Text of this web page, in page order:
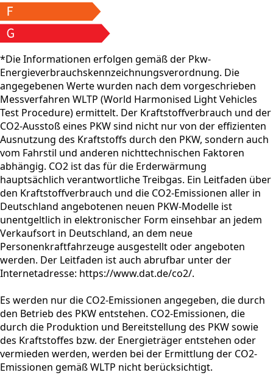
*Die Informationen erfolgen gemäß der Pkw-
Energieverbrauchskennzeichnungsverordnung. Die
angegebenen Werte wurden nach dem vorgeschrieben
Messverfahren WLTP (World Harmonised Light Vehicles
Test Procedure) ermittelt. Der Kraftstoffverbrauch und der
CO2-Ausstoß eines PKW sind nicht nur von der effizienten
Ausnutzung des Kraftstoffs durch den PKW, sondern auch
vom Fahrstil und anderen nichttechnischen Faktoren
abhängig. CO2 ist das für die Erderwärmung
hauptsächlich verantwortliche Treibgas. Ein Leitfaden über
den Kraftstoffverbrauch und die CO2-Emissionen aller in
Deutschland angebotenen neuen PKW-Modelle ist
unentgeltlich in elektronischer Form einsehbar an jedem
Verkaufsort in Deutschland, an dem neue
Personenkraftfahrzeuge ausgestellt oder angeboten
werden. Der Leitfaden ist auch abrufbar unter der
Internetadresse: https://www.dat.de/co2/.
Es werden nur die CO2-Emissionen angegeben, die durch
den Betrieb des PKW entstehen. CO2-Emissionen, die
durch die Produktion und Bereitstellung des PKW sowie
des Kraftstoffes bzw. der Energieträger entstehen oder
vermieden werden, werden bei der Ermittlung der CO2-
Emissionen gemäß WLTP nicht berücksichtigt.